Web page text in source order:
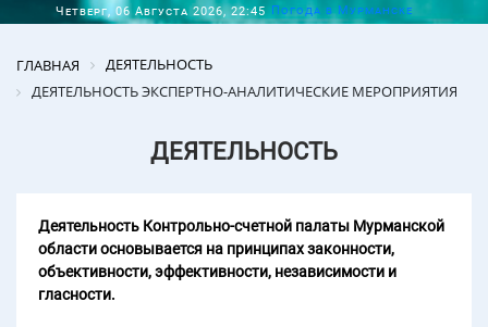
Четверг, 06 Августа 2026, 22:45 Погода в Мурманске
ГЛАВНАЯ
ДЕЯТЕЛЬНОСТЬ
ДЕЯТЕЛЬНОСТЬ ЭКСПЕРТНО-АНАЛИТИЧЕСКИЕ МЕРОПРИЯТИЯ
ДЕЯТЕЛЬНОСТЬ
Деятельность Контрольно-счетной палаты Мурманской
области основывается на принципах законности,
объективности, эффективности, независимости и
гласности.